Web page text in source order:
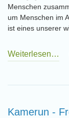
Menschen
um Menschen im
ist eines unserer
Weiterlesen…
Kamerun -